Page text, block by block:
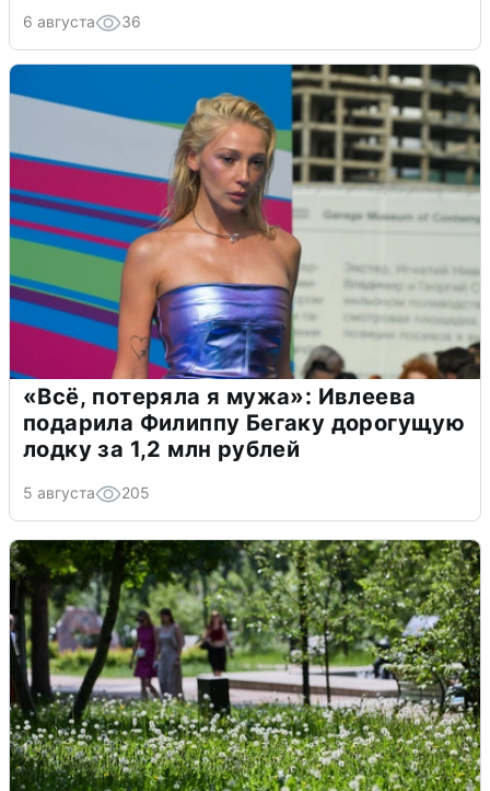
6 августа 36
«Всё, потеряла я мужа»: Ивлеева
подарила Филиппу Бегаку дорогущую
лодку за 1,2 млн рублей
5 августа 205